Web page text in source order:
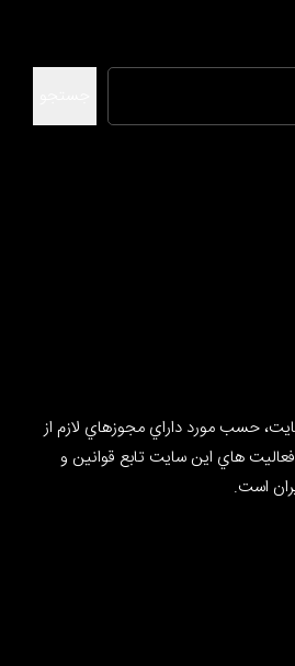
حسب مورد داراي مجوزهاي لازم از
هاي اين سايت تابع قوانين و
است.